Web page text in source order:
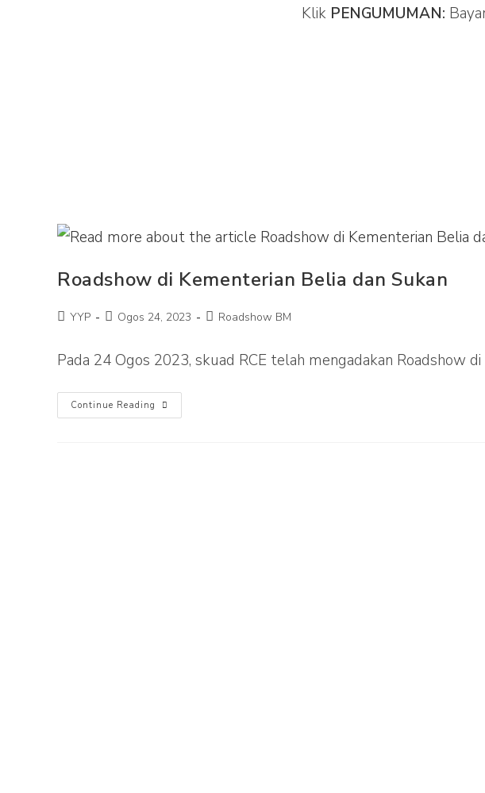
Klik PENGUMUMAN:
Roadshow di Kementerian Belia dan Sukan
YYP Ogos 24, 2023 Roadshow BM
Pada 24 Ogos 2023, skuad RCE telah mengadakan Roadshow
Continue Reading